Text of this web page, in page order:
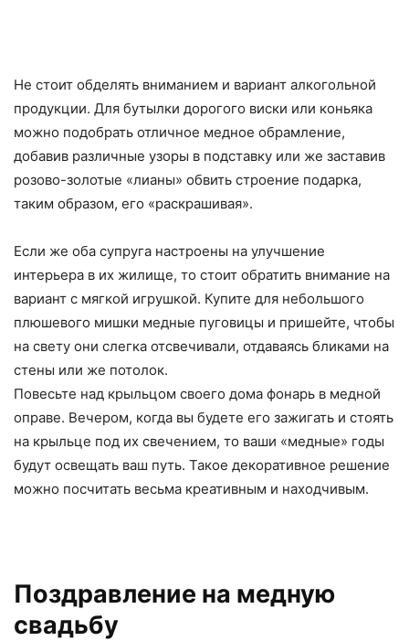
Не стоит обделять вниманием и вариант алкогольной
продукции. Для бутылки дорогого виски или коньяка
можно подобрать отличное медное обрамление,
добавив различные узоры в подставку или же заставив
розово-золотые «лианы» обвить строение подарка,
таким образом, его «раскрашивая».
Если же оба супруга настроены на улучшение
интерьера в их жилище, то стоит обратить внимание на
вариант с мягкой игрушкой. Купите для небольшого
плюшевого мишки медные пуговицы и пришейте, чтобы
на свету они слегка отсвечивали, отдаваясь бликами на
стены или же потолок.
Повесьте над крыльцом своего дома фонарь в медной
оправе. Вечером, когда вы будете его зажигать и стоять
на крыльце под их свечением, то ваши «медные» годы
будут освещать ваш путь. Такое декоративное решение
можно посчитать весьма креативным и находчивым.
Поздравление на медную
свадьбу